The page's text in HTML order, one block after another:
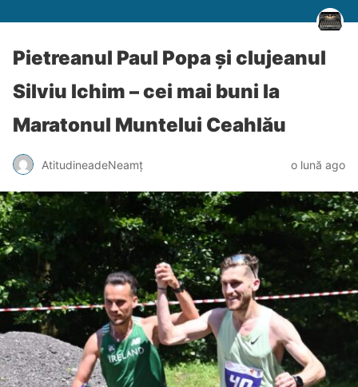
Pietreanul Paul Popa și clujeanul
Silviu Ichim – cei mai buni la
Maratonul Muntelui Ceahlău
AtitudineadeNeamț o lună ago